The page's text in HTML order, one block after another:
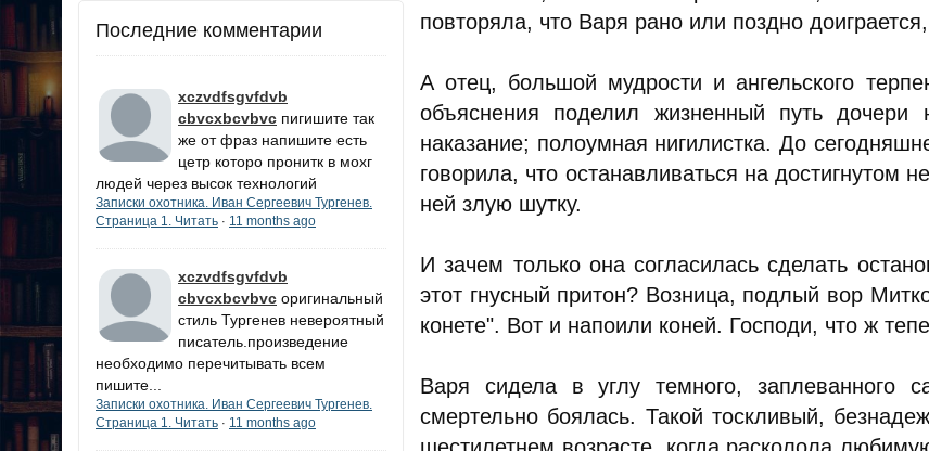
Последние комментарии
xczvdfsgvfdvb
cbvcxbcvbvc пигишите так
же от фраз напишите есть
цетр которо пронитк в мохг
людей через высок технологий
Записки охотника. Иван Сергеевич Тургенев.
Страница 1. Читать · 11 months ago
xczvdfsgvfdvb
cbvcxbcvbvc оригинальный
стиль Тургенев невероятный
писатель.произведение
необходимо перечитывать всем
пишите...
Записки охотника. Иван Сергеевич Тургенев.
Страница 1. Читать · 11 months ago
повторяла, что Варя рано или поздно
А отец, большой мудрости и ангельского
объяснения поделил жизненный путь
наказание; полоумная нигилистка. До
говорила, что останавливаться на достигнутом
ней злую шутку.
И зачем только она согласилась сделать
этот гнусный притон? Возница, подлый вор
конете". Вот и напоили коней. Господи, что ж
Варя сидела в углу темного, заплеванного
смертельно боялась. Такой тоскливый,